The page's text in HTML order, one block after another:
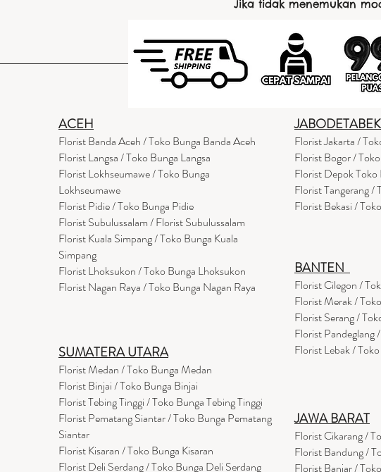
Jika tidak menemukan
ACEH
Florist Banda Aceh / Toko Bunga Banda Aceh
Florist Langsa / Toko Bunga Langsa
Florist Lokhseumawe / Toko Bunga
Lokhseumawe
Florist Pidie / Toko Bunga Pidie
Florist Subulussalam / Florist Subulussalam
Florist Kuala Simpang / Toko Bunga Kuala
Simpang
Florist Lhoksukon / Toko Bunga Lhoksukon
Florist Nagan Raya / Toko Bunga Nagan Raya
SUMATERA UTARA
Florist Medan / Toko Bunga Medan
Florist Binjai / Toko Bunga Binjai
Florist Tebing Tinggi / Toko Bunga Tebing Tinggi
Florist Pematang Siantar / Toko Bunga Pematang
Siantar
Florist Kisaran / Toko Bunga Kisaran
Florist Deli Serdang / Toko Bunga Deli Serdang
JABODETABEK
Florist Jakarta /
Florist Bogor /
Florist Depok
Florist Tangerang /
Florist Bekasi /
BANTEN
Florist Cilegon /
Florist Merak /
Florist Serang /
Florist Pandeglang
Florist Lebak /
JAWA BARAT
Florist Cikarang/
Florist Bandung /
Florist Banjar /